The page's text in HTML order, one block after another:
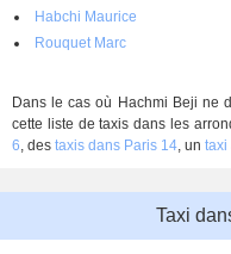
Habchi Maurice
Rouquet Marc
Dans le cas où Hachmi Beji ne
cette liste de taxis dans les
6, des taxis dans Paris 14, un taxi
Taxi